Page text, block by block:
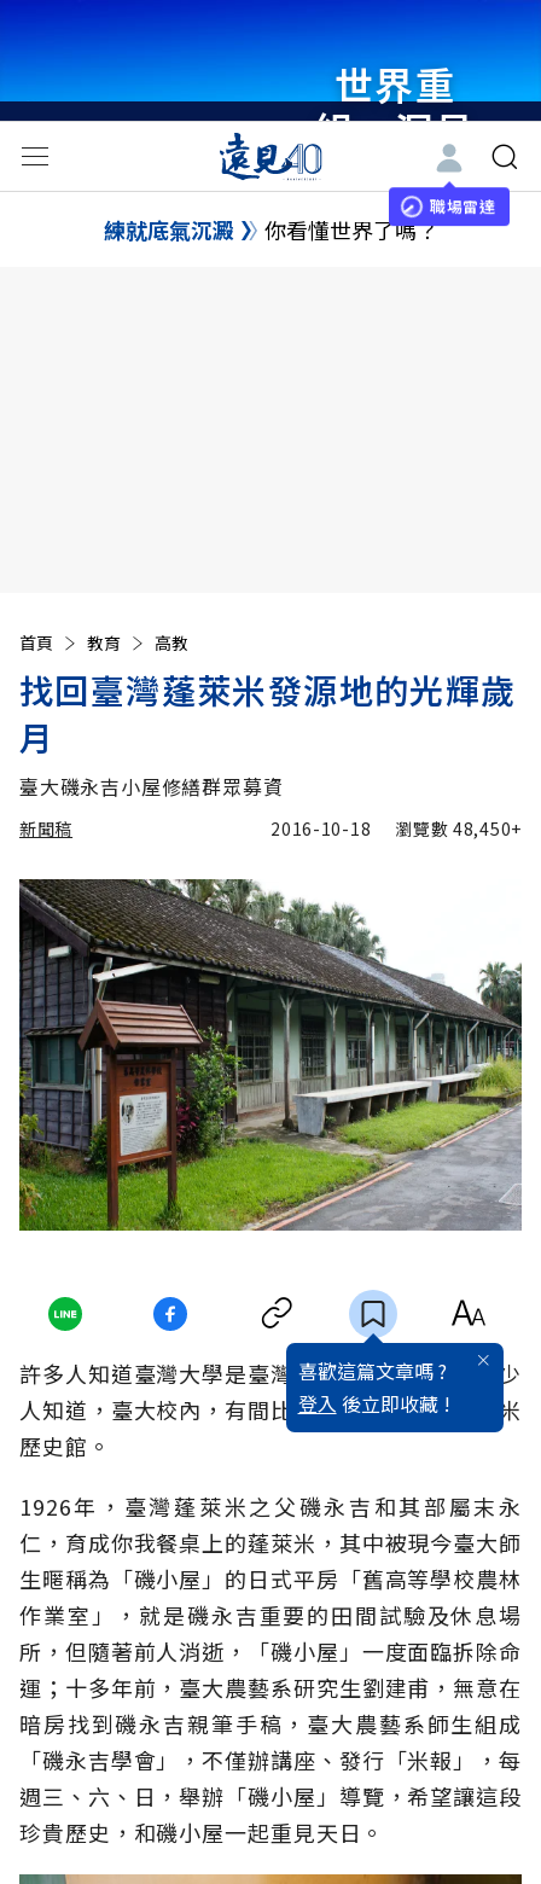
世界重
組・洞見
未來 與
世界領袖
職場雷達
練就底氣沉澱 你看懂世界了嗎？
首頁 教育 高教
找回臺灣蓬萊米發源地的光輝歲
月
臺大磯永吉小屋修繕群眾募資
新聞稿 2016-10-18 瀏覽數48,450+
喜歡這篇文章嗎 ?
登入 後立即收藏 !
許多人知道臺灣大學是臺灣首座現代大學，但很少
人知道，臺大校內，有間比自身歷史還要久的稻米
歷史館。
1926年，臺灣蓬萊米之父磯永吉和其部屬末永
仁，育成你我餐桌上的蓬萊米，其中被現今臺大師
生暱稱為「磯小屋」的日式平房「舊高等學校農林
作業室」，就是磯永吉重要的田間試驗及休息場
所，但隨著前人消逝，「磯小屋」一度面臨拆除命
運；十多年前，臺大農藝系研究生劉建甫，無意在
暗房找到磯永吉親筆手稿，臺大農藝系師生組成
「磯永吉學會」，不僅辦講座、發行「米報」，每
週三、六、日，舉辦「磯小屋」導覽，希望讓這段
珍貴歷史，和磯小屋一起重見天日。